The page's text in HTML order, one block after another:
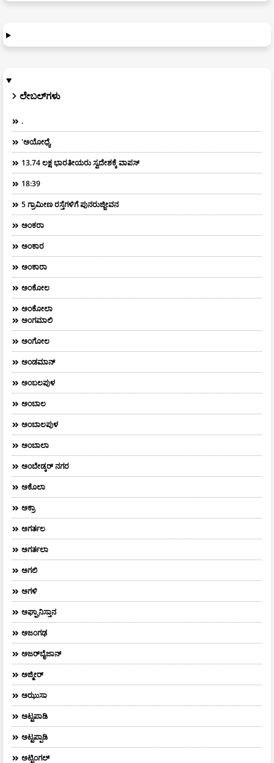
ಲೇಬಲ್‌ಗಳು
.
'ಅಯೋಧ್ಯೆ
13.74 ಲಕ್ಷ ಭಾರತೀಯರು ಸ್ವದೇಶಕ್ಕೆ ವಾಪಸ್
18:39
5 ಗ್ರಾಮೀಣ ರಸ್ತೆಗಳಿಗೆ ಪುನರುಜ್ಜೀವನ
ಅಂಕರಾ
ಅಂಕಾರ
ಅಂಕಾರಾ
ಅಂಕೋಲ
ಅಂಕೋಲಾ
ಅಂಗಮಾಲಿ
ಅಂಗೋಲ
ಅಂಡಮಾನ್
ಅಂಬಲಪುಳ
ಅಂಬಾಲ
ಅಂಬಾಲಪುಳ
ಅಂಬಾಲಾ
ಅಂಬೇಡ್ಕರ್‌ ನಗರ
ಅಕೊಲಾ
ಅಕ್ರಾ
ಅಗರ್ತಲ
ಅಗರ್ತಲಾ
ಅಗಲಿ
ಅಗಳಿ
ಅಘ್ಘಾನಿಸ್ತಾನ
ಅಜಂಗಢ
ಅಜರ್‌ಬೈಜಾನ್
ಅಜ್ಮೀರ್
ಅಝುಸಾ
ಅಟ್ಟಪಾಡಿ
ಅಟ್ಟಪ್ಪಾಡಿ
ಅಟ್ಟಿಂಗಲ್